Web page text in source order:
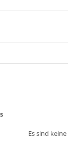
Es sind